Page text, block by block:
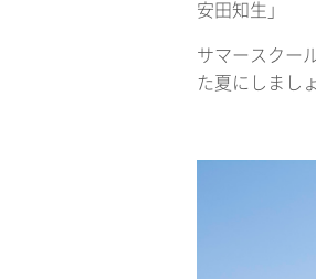
安田知生」
サマースクー
た夏にしまし